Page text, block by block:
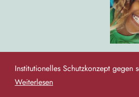
Institutionelles Schutzkonzept gegen
Weiterlesen